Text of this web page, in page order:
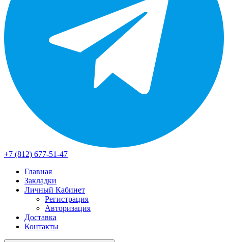
+7 (812) 677-51-47
Главная
Закладки
Личный Кабинет
Регистрация
Авторизация
Доставка
Контакты